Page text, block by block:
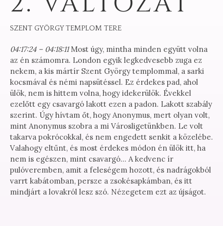
SZENT GYÖRGY TEMPLOM TERE
04:17:24 – 04:18:11Most úgy, mintha minden együtt volna
az én számomra. London egyik legkedvesebb zuga ez
nekem, a kis mártír Szent György templommal, a sarki
kocsmával és némi napsütéssel. Ez érdekes pad, ahol
ülök, nem is hittem volna, hogy idekerülök. Évekkel
ezelőtt egy csavargó lakott ezen a padon. Lakott szabály
szerint. Úgy hívtam őt, hogy Anonymus, mert olyan volt,
mint Anonymus szobra a mi Városligetünkben. Le volt
takarva pokrócokkal, és nem engedett senkit a közelébe.
Valahogy eltűnt, és most érdekes módon én ülök itt, ha
nem is egészen, mint csavargó… A kedvenc ír
pulóveremben, amit a feleségem hozott, és nadrágokból
varrt kabátomban, persze a zsokésapkámban, és itt
mindjárt a lovakról lesz szó. Nézegetem ezt az újságot.